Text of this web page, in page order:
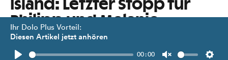
Ihr Dolo Plus Vorteil:
Diesen Artikel jetzt anhören
00:00
Island: Letzter Stopp für
Philipp und Melanie
Unsere Weltreisenden betreten